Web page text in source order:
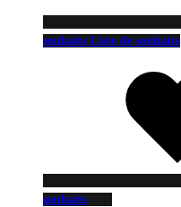
souhaits Liste de souhaits
souhaits